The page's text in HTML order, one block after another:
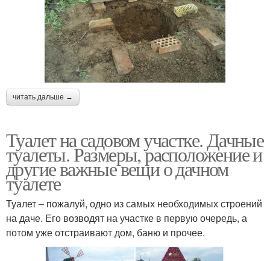
читать дальше →
Туалет на садовом участке. Дачные
туалеты. Размеры, расположение и
другие важные вещи о дачном
туалете
Туалет – пожалуй, одно из самых необходимых строений
на даче. Его возводят на участке в первую очередь, а
потом уже отстраивают дом, баню и прочее.